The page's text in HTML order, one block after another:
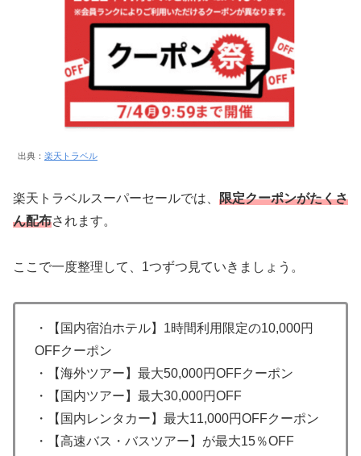
出典： 楽天トラベル
楽天トラベルスーパーセールでは、 限定クーポンがたくさ
ん配布されます。
ここで一度整理して、1つずつ見ていきましょう。
・【国内宿泊ホテル】1時間利用限定の10,000円
OFFクーポン
・【海外ツアー】最大50,000円OFFクーポン
・【国内ツアー】最大30,000円OFF
・【国内レンタカー】最大11,000円OFFクーポン
・【高速バス・バスツアー】が最大15％OFF